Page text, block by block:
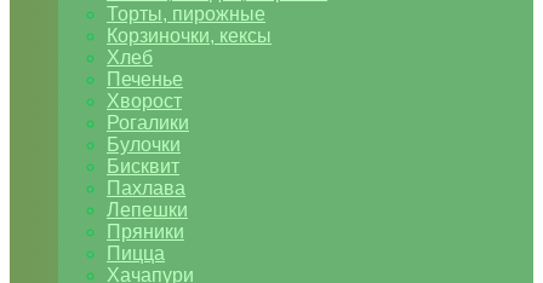
Торты, пирожные
Корзиночки, кексы
Хлеб
Печенье
Хворост
Рогалики
Булочки
Бисквит
Пахлава
Лепешки
Пряники
Пицца
Хачапури